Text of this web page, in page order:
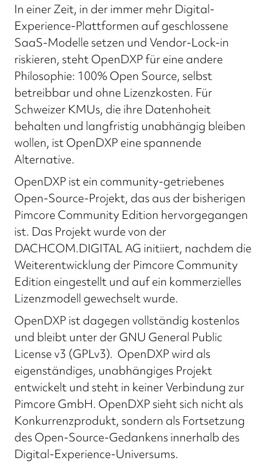
In einer Zeit, in der immer mehr Digital-
Experience-Plattformen auf geschlossene
SaaS-Modelle setzen und Vendor-Lock-in
riskieren, steht OpenDXP für eine andere
Philosophie: 100% Open Source, selbst
betreibbar und ohne Lizenzkosten. Für
Schweizer KMUs, die ihre Datenhoheit
behalten und langfristig unabhängig bleiben
wollen, ist OpenDXP eine spannende
Alternative.
OpenDXP ist ein community-getriebenes
Open-Source-Projekt, das aus der bisherigen
Pimcore Community Edition hervorgegangen
ist. Das Projekt wurde von der
DACHCOM.DIGITAL AG initiiert, nachdem die
Weiterentwicklung der Pimcore Community
Edition eingestellt und auf ein kommerzielles
Lizenzmodell gewechselt wurde.
OpenDXP ist dagegen vollständig kostenlos
und bleibt unter der GNU General Public
License v3 (GPLv3). OpenDXP wird als
eigenständiges, unabhängiges Projekt
entwickelt und steht in keiner Verbindung zur
Pimcore GmbH. OpenDXP sieht sich nicht als
Konkurrenzprodukt, sondern als Fortsetzung
des Open-Source-Gedankens innerhalb des
Digital-Experience-Universums.